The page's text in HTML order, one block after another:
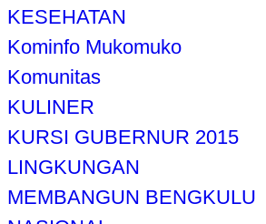
KESEHATAN
Kominfo Mukomuko
Komunitas
KULINER
KURSI GUBERNUR 2015
LINGKUNGAN
MEMBANGUN BENGKULU